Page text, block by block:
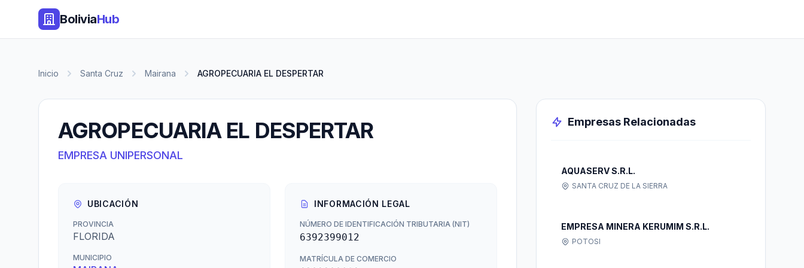
BoliviaHub
Inicio Santa Cruz Mairana AGROPECUARIA EL DESPERTAR
AGROPECUARIA EL DESPERTAR
EMPRESA UNIPERSONAL
UBICACIÓN
PROVINCIA
FLORIDA
MUNICIPIO
INFORMACIÓN LEGAL
NÚMERO DE IDENTIFICACIÓN TRIBUTARIA (NIT)
6392399012
MATRÍCULA DE COMERCIO
Empresas Relacionadas
AQUASERV S.R.L.
SANTA CRUZ DE LA SIERRA
EMPRESA MINERA KERUMIM S.R.L.
POTOSI